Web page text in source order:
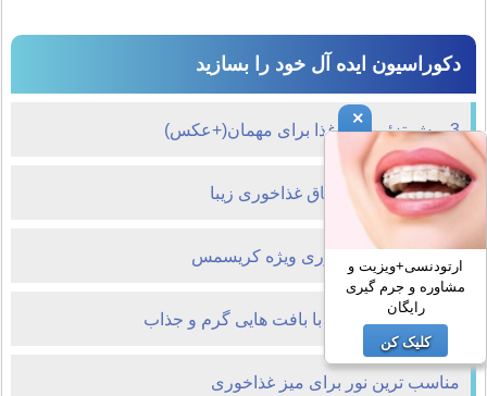
دکوراسیون ایده آل خود را بسازید
3روش تزئین میز غذا برای مهمان(+عکس)
دکوراسیون میز و اتاق غذاخوری زیبا
دکوراسیون ناهارخوری ویژه کریسمس
دکوراسیونی لوکس با بافت هایی گرم و جذاب
مناسب ترین نور برای میز غذاخوری
×
ارتودنسی+ویزیت و
مشاوره و جرم گیری
رایگان
کلیک کن